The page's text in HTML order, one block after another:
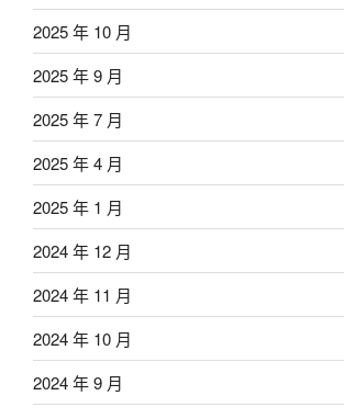
2025 年 10 月
2025 年 9 月
2025 年 7 月
2025 年 4 月
2025 年 1 月
2024 年 12 月
2024 年 11 月
2024 年 10 月
2024 年 9 月